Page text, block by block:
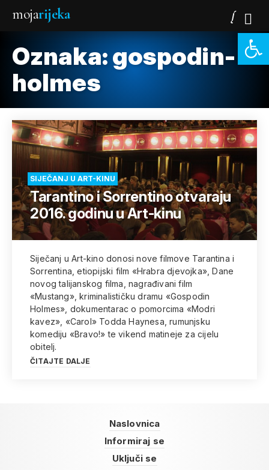
mojarijeka
Oznaka:gospodin-
holmes
SIJEČANJ U ART-KINU
Tarantino i Sorrentino otvaraju
2016. godinu u Art-kinu
Siječanj u Art-kino donosi nove filmove Tarantina i
Sorrentina, etiopijski film «Hrabra djevojka», Dane
novog talijanskog filma, nagrađivani film
«Mustang», kriminalističku dramu «Gospodin
Holmes», dokumentarac o pomorcima «Modri
kavez», «Carol» Todda Haynesa, rumunjsku
komediju «Bravo!» te vikend matineje za cijelu
obitelj.
ČITAJTE DALJE
Naslovnica
Informiraj se
Uključi se